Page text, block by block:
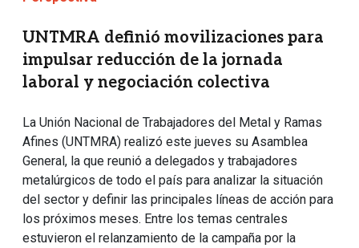
UNTMRA definió movilizaciones para
impulsar reducción de la jornada
laboral y negociación colectiva
La Unión Nacional de Trabajadores del Metal y Ramas
Afines (UNTMRA) realizó este jueves su Asamblea
General, la que reunió a delegados y trabajadores
metalúrgicos de todo el país para analizar la situación
del sector y definir las principales líneas de acción para
los próximos meses. Entre los temas centrales
estuvieron el relanzamiento de la campaña por la